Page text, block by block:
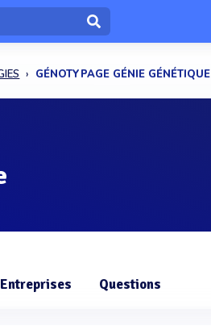
GÉNOTYPAGE GÉNIE GÉNÉTIQUE
Entreprises Questions